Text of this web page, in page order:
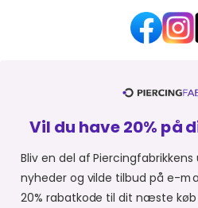
HJÆLP OG
MER FRA
Vil du have 20% på
Bliv en del af
nyheder og vilde tilbud på e-
20% rabatkode til dit næste køb